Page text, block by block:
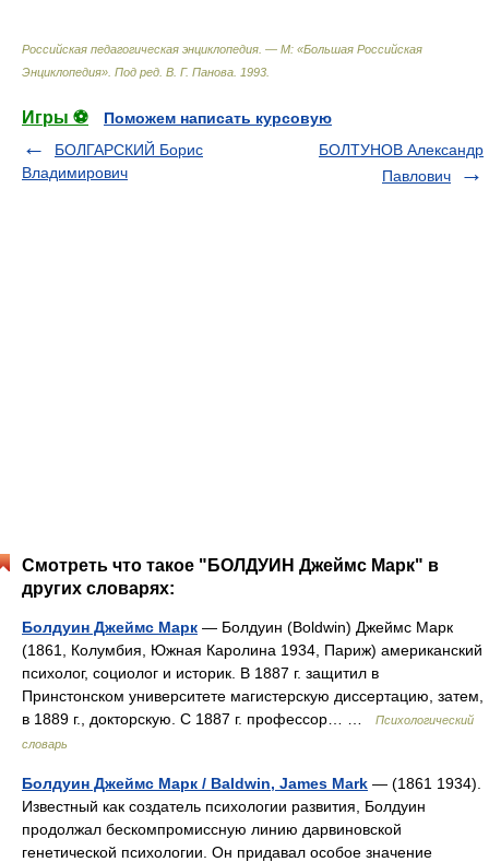
Российская педагогическая энциклопедия. — М: «Большая Российская
Энциклопедия» Под ред. В. Г. Панова 1993
Игры ⚽
Поможем написать курсовую
БОЛГАРСКИЙ Борис
Владимирович
БОЛТУНОВ Александр
Павлович
Смотреть что такое "БОЛДУИН Джеймс Марк" в
других словарях:
Болдуин Джеймс Марк — Болдуин (Boldwin) Джеймс Марк
(1861, Колумбия, Южная Каролина 1934, Париж) американский
психолог, социолог и историк. В 1887 г. защитил в
Принстонском университете магистерскую диссертацию, затем,
в 1889 г., докторскую. С 1887 г. профессор… …
Психологический
словарь
Болдуин Джеймс Марк / Baldwin, James Mark — (1861 1934).
Известный как создатель психологии развития, Болдуин
продолжал бескомпромиссную линию дарвиновской
генетической психологии. Он придавал особое значение